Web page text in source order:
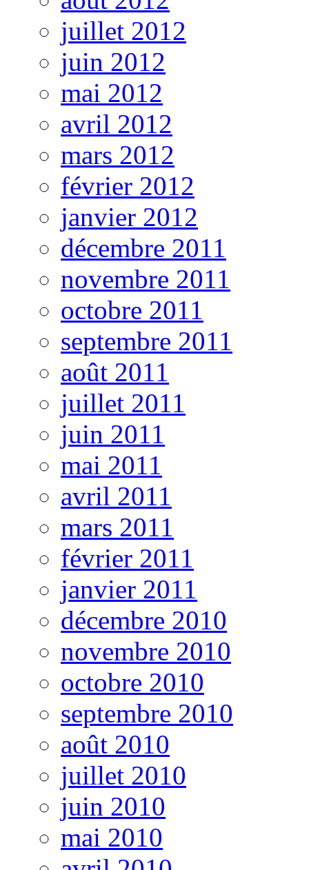
juillet 2012
juin 2012
mai 2012
avril 2012
mars 2012
février 2012
janvier 2012
décembre 2011
novembre 2011
octobre 2011
septembre 2011
août 2011
juillet 2011
juin 2011
mai 2011
avril 2011
mars 2011
février 2011
janvier 2011
décembre 2010
novembre 2010
octobre 2010
septembre 2010
août 2010
juillet 2010
juin 2010
mai 2010